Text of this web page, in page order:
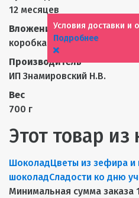
12 месяцев
Вложений в коробке
коробка(два букета)
Производитель
ИП Знамировский Н.В.
Вес
700 г
Этот товар из
ШоколадЦветы из зефира
шоколадСладости ко дню
Минимальная сумма заказа
Условия доставки и
Подробнее